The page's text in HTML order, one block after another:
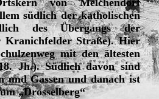
von Melchendorf
südlich der katholischen
des Übergangs der
Kranichfelder Straße). Hier
mit den ältesten
Jh.). Südlich davon sind
und Gassen und danach ist
„Drosselberg“